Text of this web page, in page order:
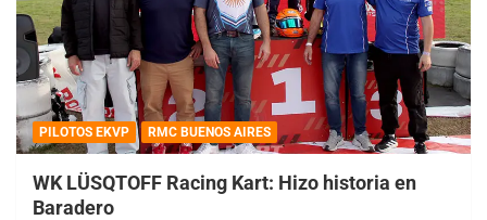
PILOTOS EKVP RMC BUENOS AIRES
WK LÜSQTOFF Racing Kart: Hizo historia en
Baradero